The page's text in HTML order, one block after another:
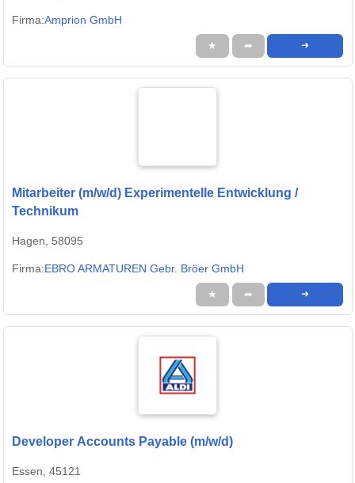
Firma:Amprion GmbH
★ ➦ ➜
Mitarbeiter (m/w/d) Experimentelle Entwicklung /
Technikum
Hagen, 58095
Firma:EBRO ARMATUREN Gebr. Bröer GmbH
★ ➦ ➜
Developer Accounts Payable (m/w/d)
Essen, 45121